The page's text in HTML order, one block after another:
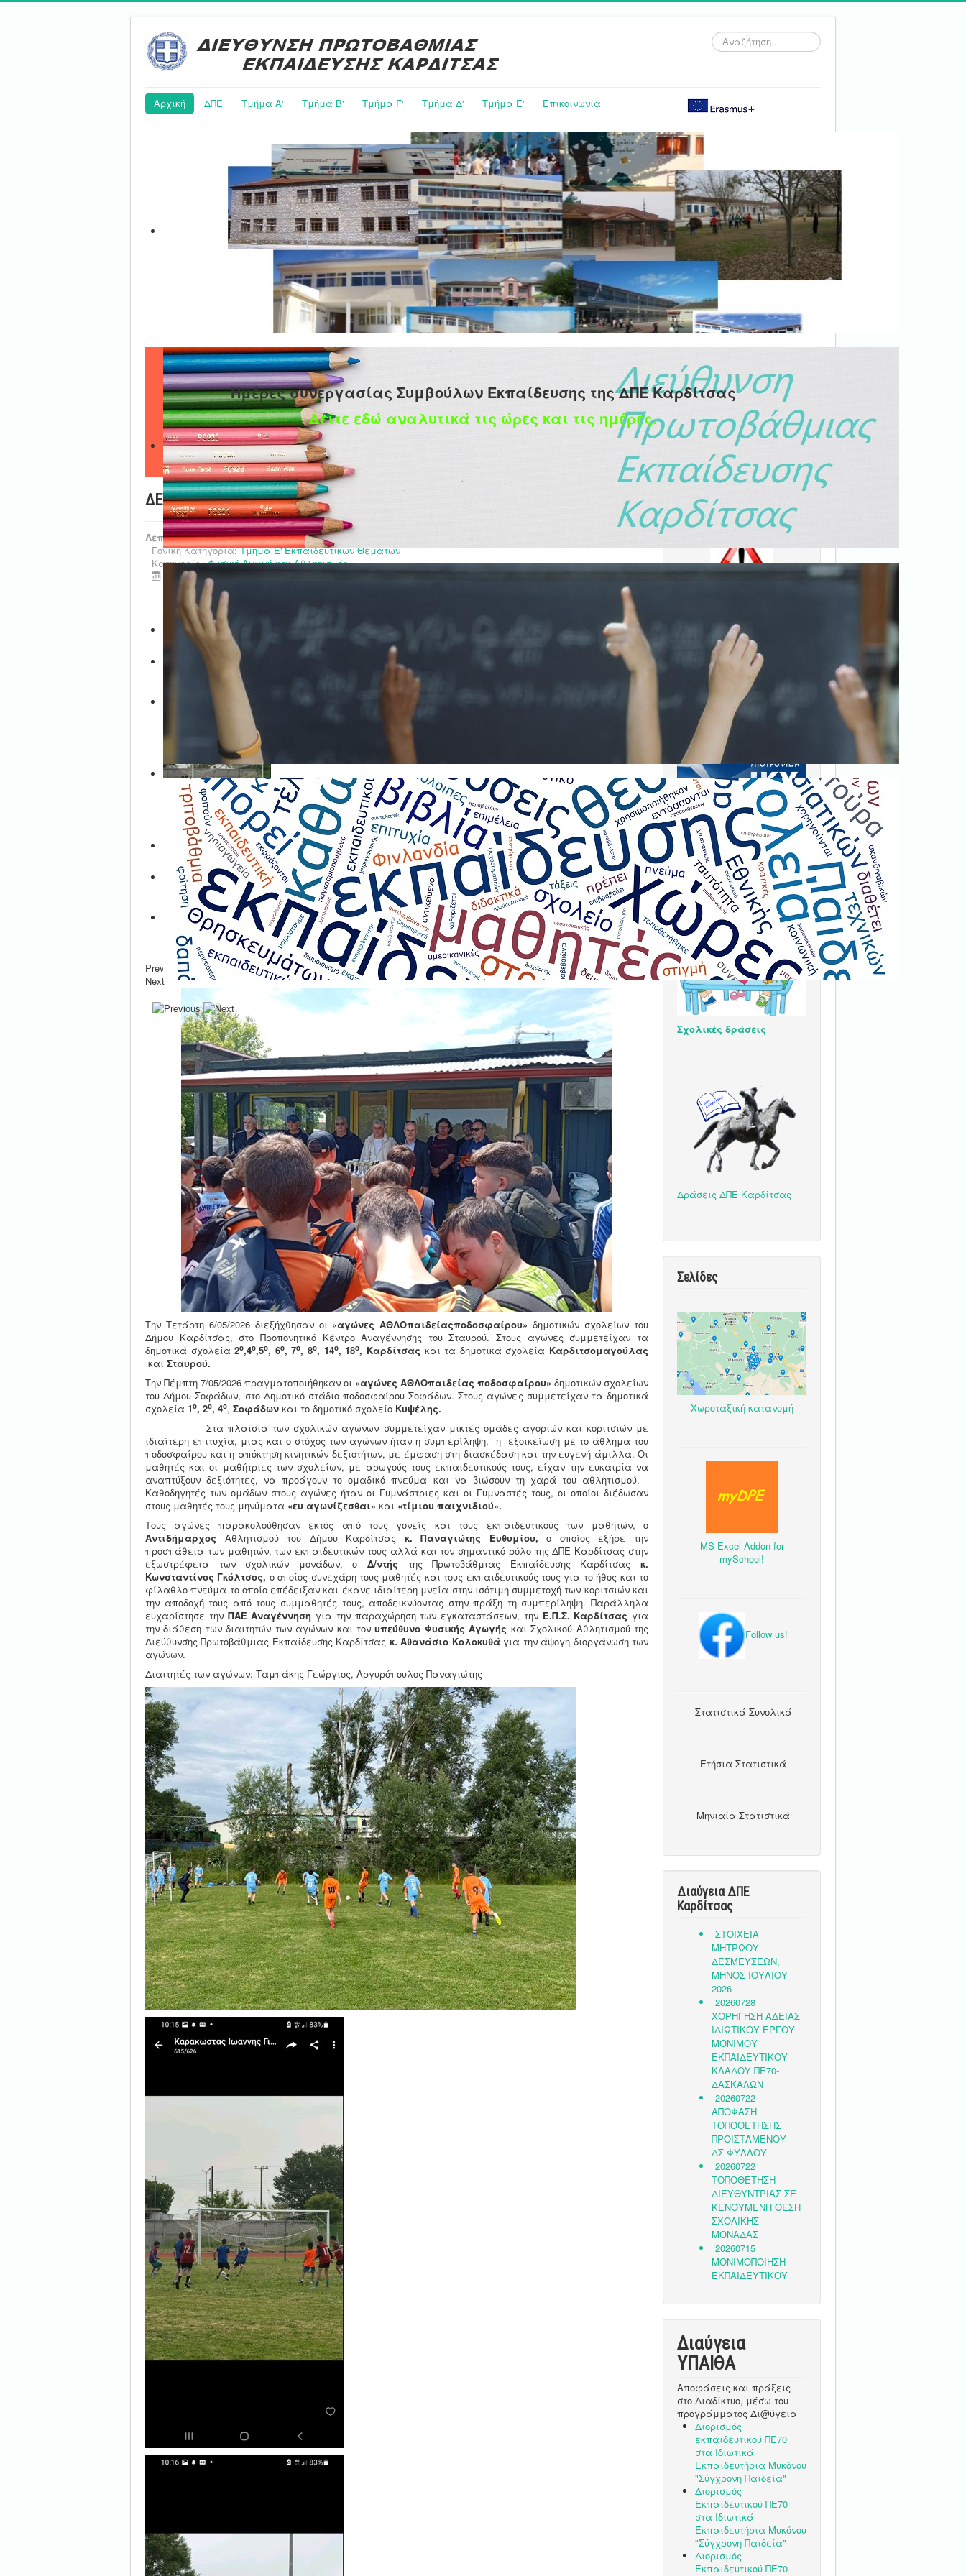
Αναζήτηση...
Αρχική ΔΠΕ Τμήμα Α' Τμήμα Β' Τμήμα Γ' Τμήμα Δ' Τμήμα E' Επικοινωνία
Ημέρες συνεργασίας Συμβούλων Εκπαίδευσης της ΔΠΕ Καρδίτσας
Δείτε εδώ αναλυτικά τις ώρες και τις ημέρες.
ΔΕΛΤΙΟ ΤΥΠΟΥ - αγώνες ΑΘΛΟπαιδείας ποδοσφαίρου
Λεπτομέρειες
Γονική Κατηγορία:Τμήμα Ε' Εκπαιδευτικών Θεμάτων
Κατηγορία:Φυσική Αγωγή και Αθλητισμός
Τελευταία ενημέρωση : 08 Μαϊος 2026
Previous
Next
Την Τετάρτη 6/05/2026 διεξήχθησαν οι «αγώνες ΑΘΛΟπαιδείαςποδοσφαίρου» δημοτικών σχολείων του
Δήμου Καρδίτσας, στο Προπονητικό Κέντρο Αναγέννησης του Σταυρού. Στους αγώνες συμμετείχαν τα
δημοτικά σχολεία2ο,4ο,5ο, 6ο, 7ο, 8ο, 14ο, 18ο, Καρδίτσας και τα δημοτικά σχολεία Καρδιτσομαγούλας
και Σταυρού.
Την Πέμπτη 7/05/2026 πραγματοποιήθηκαν οι «αγώνες ΑΘΛΟπαιδείας ποδοσφαίρου» δημοτικών σχολείων
του Δήμου Σοφάδων, στο Δημοτικό στάδιο ποδοσφαίρου Σοφάδων. Στους αγώνες συμμετείχαν τα δημοτικά
σχολεία 1ο, 2ο, 4ο, Σοφάδων και το δημοτικό σχολείο Κυψέλης.
Στα πλαίσια των σχολικών αγώνων συμμετείχαν μικτές ομάδες αγοριών και κοριτσιών με
ιδιαίτερη επιτυχία, μιας και ο στόχος των αγώνων ήταν η συμπερίληψη, η εξοικείωση με το άθλημα του
ποδοσφαίρου και η απόκτηση κινητικών δεξιοτήτων, με έμφαση στη διασκέδαση και την ευγενή άμιλλα. Οι
μαθητές και οι μαθήτριες των σχολείων, με αρωγούς τους εκπαιδευτικούς τους, είχαν την ευκαιρία να
αναπτύξουν δεξιότητες, να προάγουν το ομαδικό πνεύμα και να βιώσουν τη χαρά του αθλητισμού.
Καθοδηγητές των ομάδων στους αγώνες ήταν οι Γυμνάστριες και οι Γυμναστές τους, οι οποίοι διέδωσαν
στους μαθητές τους μηνύματα «ευ αγωνίζεσθαι» και «τίμιου παιχνιδιού».
Τους αγώνες παρακολούθησαν εκτός από τους γονείς και τους εκπαιδευτικούς των μαθητών, ο
Αντιδήμαρχος Αθλητισμού του Δήμου Καρδίτσας κ. Παναγιώτης Ευθυμίου, ο οποίος εξήρε την
προσπάθεια των μαθητών, των εκπαιδευτικών τους αλλά και τον σημαντικό ρόλο της ΔΠΕ Καρδίτσας στην
εξωστρέφεια των σχολικών μονάδων, ο Δ/ντής της Πρωτοβάθμιας Εκπαίδευσης Καρδίτσας κ.
Κωνσταντίνος Γκόλτσος, ο οποίος συνεχάρη τους μαθητές και τους εκπαιδευτικούς τους για το ήθος και το
φίλαθλο πνεύμα το οποίο επέδειξαν και έκανε ιδιαίτερη μνεία στην ισότιμη συμμετοχή των κοριτσιών και
την αποδοχή τους από τους συμμαθητές τους, αποδεικνύοντας στην πράξη τη συμπερίληψη. Παράλληλα
ευχαρίστησε την ΠΑΕ Αναγέννηση για την παραχώρηση των εγκαταστάσεων, την Ε.Π.Σ. Καρδίτσας για
την διάθεση των διαιτητών των αγώνων και τονυπεύθυνο Φυσικής Αγωγής και Σχολικού Αθλητισμού της
Διεύθυνσης Πρωτοβάθμιας Εκπαίδευσης Καρδίτσας κ. Αθανάσιο Κολοκυθάγια την άψογη διοργάνωση των
αγώνων.
Διαιτητές των αγώνων: Ταμπάκης Γεώργιος, Αργυρόπουλος Παναγιώτης
Ψηφιακή βεβαίωση
εγγράφου
υπογεγραμμένα.
Ξεκινήστε εδώ.
Διαβάστε την αντίστοιχη
νομοθεσία
Erasmus+
Σχολικές δράσεις
Δράσεις ΔΠΕ Καρδίτσας
Σελίδες
Χωροταξική κατανομή
MS Excel Addon for
mySchool!
Follow us!
Στατιστικά Συνολικά
Ετήσια Στατιστικά
Μηνιαία Στατιστικά
Διαύγεια ΔΠΕ
Καρδίτσας
Διαύγεια
ΥΠΑΙΘA
Αποφάσεις και πράξεις
στο Διαδίκτυο, μέσω του
προγράμματος Δι@ύγεια
Διορισμός
εκπαιδευτικού ΠΕ70
στα Ιδιωτικά
Εκπαιδευτήρια Μυκόνου
"Σύγχρονη Παιδεία"
Διορισμός
Εκπαιδευτικού ΠΕ70
στα Ιδιωτικά
Εκπαιδευτήρια Μυκόνου
"Σύγχρονη Παιδεία"
Διορισμός
Εκπαιδευτικού ΠΕ70